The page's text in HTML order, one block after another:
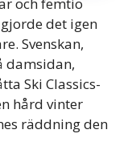
det igen
Svenskan,
damsidan,
Ski Classics-
hård vinter
räddning den